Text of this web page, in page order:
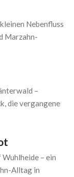
Nebenfluss
Marzahn-
–
die vergangene
– ein
Alltag in